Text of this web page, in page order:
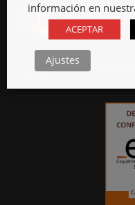
Steel industry in
Apr 12th, 2018
Locksmith in La
información en
ACEPTAR
Ajustes